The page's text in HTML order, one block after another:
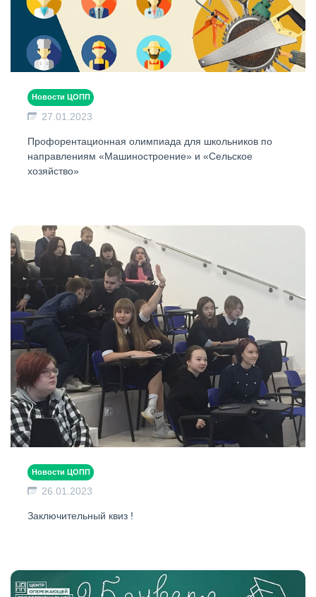
Новости ЦОПП
27.01.2023
Профорентационная олимпиада для школьников по
направлениям «Машиностроение» и «Сельское
хозяйство»
Новости ЦОПП
26.01.2023
Заключительный квиз !